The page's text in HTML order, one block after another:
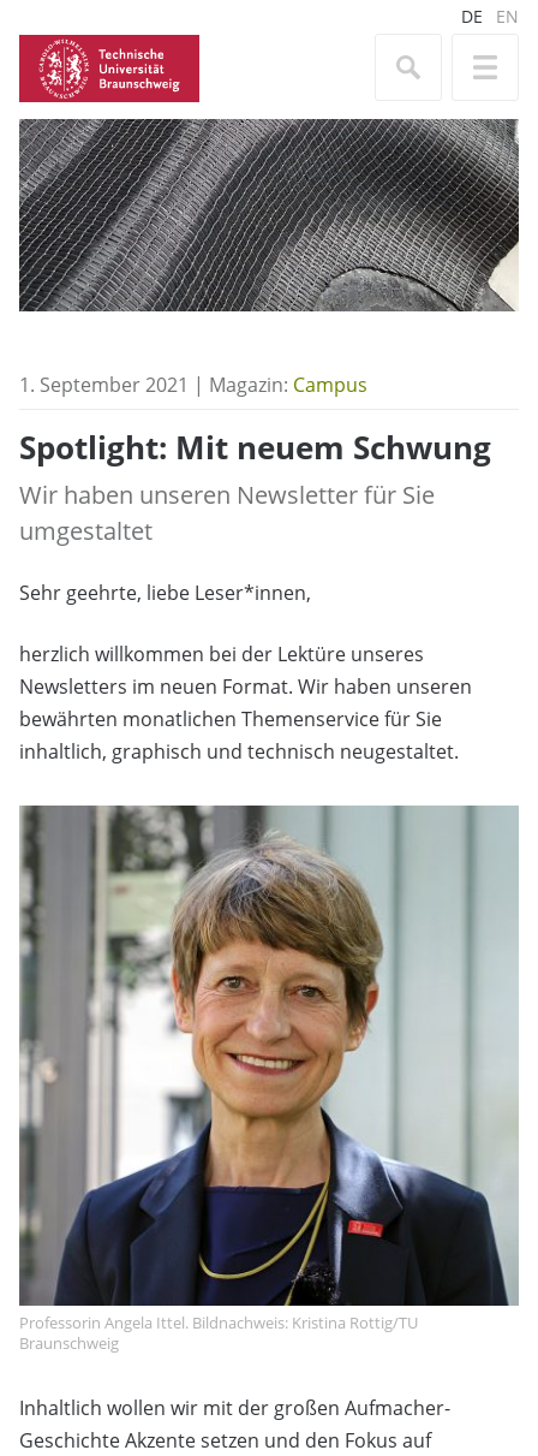
DE EN
1. September 2021 | Magazin: Campus
Spotlight: Mit neuem Schwung
Wir haben unseren Newsletter für Sie
umgestaltet
Sehr geehrte, liebe Leser*innen,
herzlich willkommen bei der Lektüre unseres
Newsletters im neuen Format. Wir haben unseren
bewährten monatlichen Themenservice für Sie
inhaltlich, graphisch und technisch neugestaltet.
Professorin Angela Ittel. Bildnachweis: Kristina Rottig/TU
Braunschweig
Inhaltlich wollen wir mit der großen Aufmacher-
Geschichte Akzente setzen und den Fokus auf